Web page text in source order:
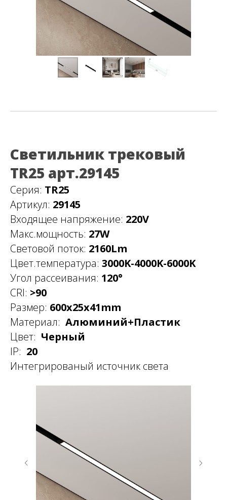
Светильник трековый
TR25 арт.29145
Серия: TR25
Артикул: 29145
Входящее напряжение: 220V
Макс.мощность: 27W
Световой поток: 2160Lm
Цвет.температура: 3000K-4000K-6000K
Угол рассеивания: 120°
CRI: >90
Размер: 600x25x41mm
Материал: Алюминий+Пластик
Цвет: Черный
IP: 20
Интегрированый источник света